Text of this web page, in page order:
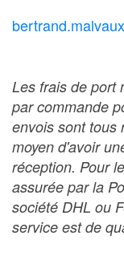
Les frais de port
par commande
envois sont tous
moyen d'avoir
réception. Pour
assurée par la
société DHL ou
service est de